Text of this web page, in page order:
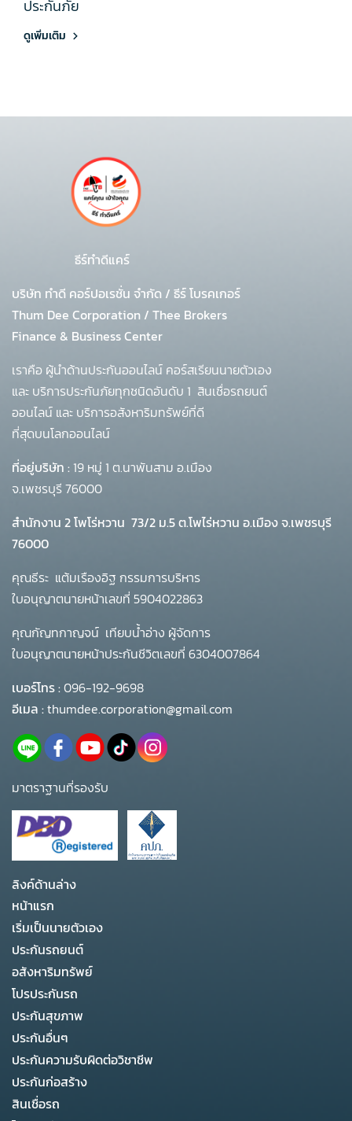
ประกันภัย
ดูเพิ่มเติม
ธีร์ทำดีแคร์
บริษัท ทำดี คอร์ปอเรชั่น จำกัด / ธีร์ โบรคเกอร์
Thum Dee Corporation / Thee Brokers
Finance & Business Center
เราคือ ผู้นำด้านประกันออนไลน์ คอร์สเรียนนายตัวเอง
และ บริการประกันภัยทุกชนิดอันดับ 1 สินเชื่อรถยนต์
ออนไลน์ และ บริการอสังหาริมทรัพย์ที่ดี
ที่สุดบนโลกออนไลน์
ที่อยู่บริษัท : 19 หมู่ 1 ต.นาพันสาม อ.เมือง
จ.เพชรบุรี 76000
สำนักงาน 2 โพโร่หวาน 73/2 ม.5 ต.โพไร่หวาน อ.เมือง จ.เพชรบุรี
76000
คุณธีระ แต้มเรืองอิฐ กรรมการบริหาร
ใบอนุญาตนายหน้าเลขที่ 5904022863
คุณกัญทกาญจน์ เทียบน้ำอ่าง ผู้จัดการ
ใบอนุญาตนายหน้าประกันชีวิตเลขที่ 6304007864
เบอร์โทร :096-192-9698
อีเมล :thumdee.corporation@gmail.com
มาตราฐานที่รองรับ
ลิงค์ด้านล่าง
หน้าแรก
เริ่มเป็นนายตัวเอง
ประกันรถยนต์
อสังหาริมทรัพย์
โปรประกันรถ
ประกันสุขภาพ
ประกันอื่นๆ
ประกันความรับผิดต่อวิชาชีพ
ประกันก่อสร้าง
สินเชื่อรถ